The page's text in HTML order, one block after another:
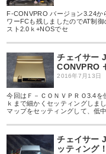
F-CONVPRO バージョン3.24か
ワーFCも残しましたのでAT制
スト2.0ｋ+NOSでセ
チェイサー
CONVPRO
2016年7月13日
今回はＦ－ＣＯＮＶＰＲＯ3.4
ｋまで細かくセッティングしま
マップをセッティングして、低
チェイサー
ッティング！